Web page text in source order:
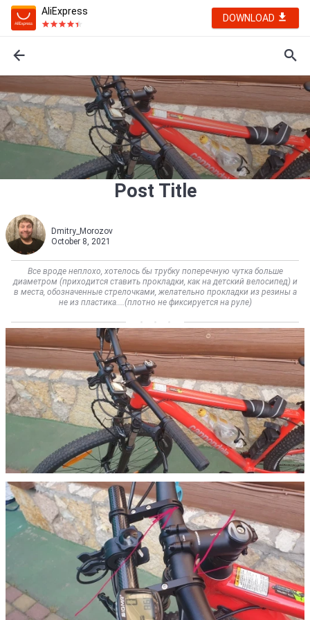
AliExpress
DOWNLOAD
Post Title
Dmitry_Morozov
October 8, 2021
Все вроде неплохо, хотелось бы трубку поперечную чутка больше
диаметром (приходится ставить прокладки, как на детский велосипед) и
в места, обозначенные стрелочками, желательно прокладки из резины а
не из пластика....(плотно не фиксируется на руле)